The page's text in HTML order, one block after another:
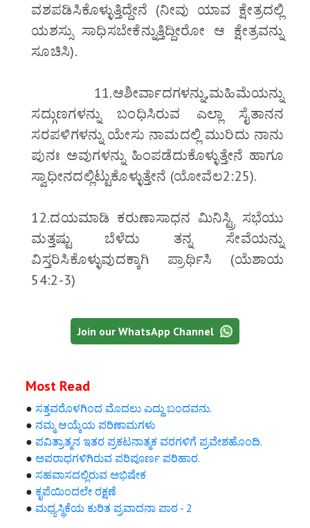
ವಶಪಡಿಸಿಕೊಳ್ಳುತ್ತಿದ್ದೇನೆ (ನೀವು ಯಾವ ಕ್ಷೇತ್ರದಲ್ಲಿ
ಯಶಸ್ಸು ಸಾಧಿಸಬೇಕೆನ್ನುತ್ತಿದ್ದೀರೋ ಆ ಕ್ಷೇತ್ರವನ್ನು
ಸೂಚಿಸಿ).
11.ಆಶೀರ್ವಾದಗಳನ್ನು,ಮಹಿಮೆಯನ್ನು
ಸದ್ಗುಣಗಳನ್ನು ಬಂಧಿಸಿರುವ ಎಲ್ಲಾ ಸೈತಾನನ
ಸರಪಳಿಗಳನ್ನು ಯೇಸು ನಾಮದಲ್ಲಿ ಮುರಿದು ನಾನು
ಪುನಃ ಅವುಗಳನ್ನು ಹಿಂಪಡೆದುಕೊಳ್ಳುತ್ತೇನೆ ಹಾಗೂ
ಸ್ವಾಧೀನದಲ್ಲಿಟ್ಟುಕೊಳ್ಳುತ್ತೇನೆ (ಯೋವೆಲ2:25).
12.ದಯಮಾಡಿ ಕರುಣಾಸಾಧನ ಮಿನಿಸ್ಟ್ರಿ ಸಭೆಯು
ಮತ್ತಷ್ಟು ಬೆಳೆದು ತನ್ನ ಸೇವೆಯನ್ನು
ವಿಸ್ತರಿಸಿಕೊಳ್ಳುವುದಕ್ಕಾಗಿ ಪ್ರಾರ್ಥಿಸಿ (ಯೆಶಾಯ
54:2-3)
Join our WhatsApp Channel
Most Read
●ಸತ್ತವರೊಳಗಿಂದ ಮೊದಲು ಎದ್ದು ಬಂದವನು.
●ನಮ್ಮ ಆಯ್ಕೆಯ ಪರಿಣಾಮಗಳು
●ಪವಿತ್ರಾತ್ಮನ ಇತರ ಪ್ರಕಟನಾತ್ಮಕ ವರಗಳಿಗೆ ಪ್ರವೇಶಹೊಂದಿ.
●ಅಪರಾಧಗಳಿಗಿರುವ ಪರಿಪೂರ್ಣ ಪರಿಹಾರ.
●ಸಹವಾಸದಲ್ಲಿರುವ ಅಭಿಷೇಕ
● ಕೃಪೆಯಿಂದಲೇ ರಕ್ಷಣೆ
●ಮಧ್ಯಸ್ಥಿಕೆಯ ಕುರಿತ ಪ್ರವಾದನಾ ಪಾಠ - 2